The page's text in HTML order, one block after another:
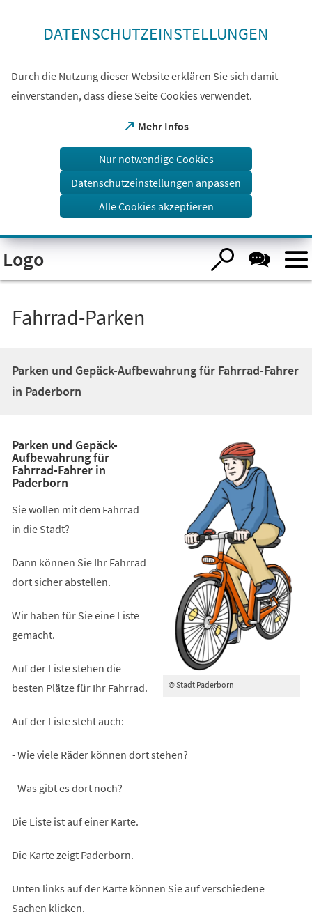
Visuelle
Assistenzsoftware
öffnen.
DATENSCHUTZEINSTELLUNGEN
Durch die Nutzung dieser Website erklären Sie sich damit
einverstanden, dass diese Seite Cookies verwendet.
Mehr Infos
(Öffnet
einem
Tab)
Nur notwendige Cookies
Datenschutzeinstellungen anpassen
Alle Cookies akzeptieren
Logo
Fahrrad-Parken
Parken und Gepäck-Aufbewahrung für Fahrrad-Fahrer
in Paderborn
© Stadt Paderborn
Parken und Gepäck-
Aufbewahrung für
Fahrrad-Fahrer in
Paderborn
Sie wollen mit dem Fahrrad
in die Stadt?
Dann können Sie Ihr Fahrrad
dort sicher abstellen.
Wir haben für Sie eine Liste
gemacht.
Auf der Liste stehen die
besten Plätze für Ihr Fahrrad.
Auf der Liste steht auch:
- Wie viele Räder können dort stehen?
- Was gibt es dort noch?
Die Liste ist auf einer Karte.
Die Karte zeigt Paderborn.
Unten links auf der Karte können Sie auf verschiedene
Sachen klicken.